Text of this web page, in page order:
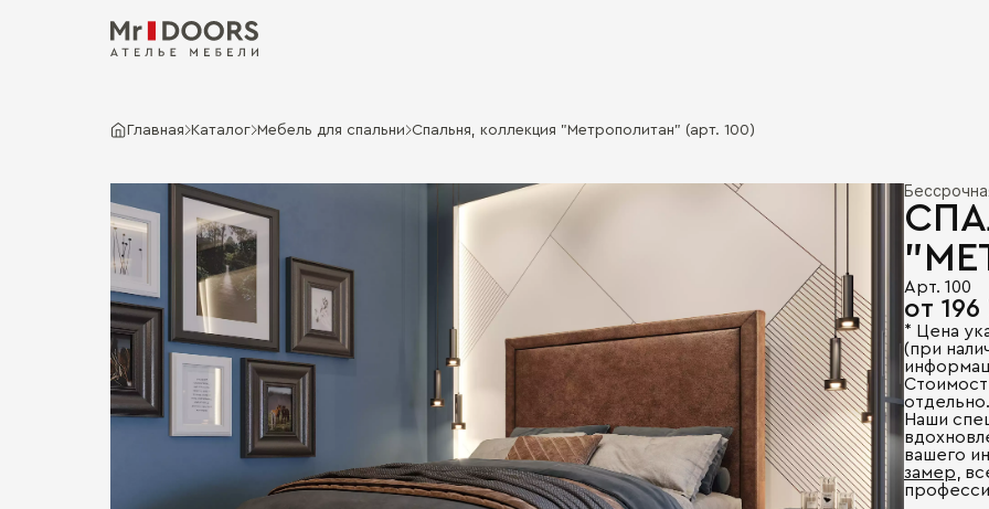
Главная Каталог Мебель для спальни Спальня, коллекция "Метрополитан" (арт. 100)
Арт. 100
от
* Цена
(при
отдельно.
Наши
вашего
замер ,